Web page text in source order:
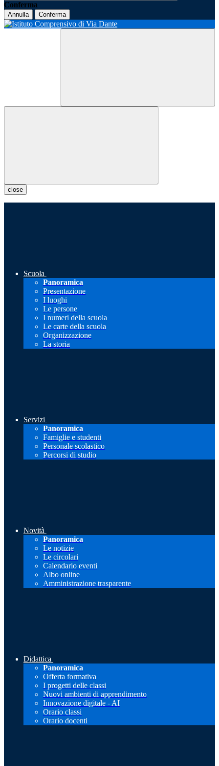
Conferma
Annulla Conferma
close
Scuola
Panoramica
Presentazione
I luoghi
Le persone
I numeri della scuola
Le carte della scuola
Organizzazione
La storia
Servizi
Panoramica
Famiglie e studenti
Personale scolastico
Percorsi di studio
Novità
Panoramica
Le notizie
Le circolari
Calendario eventi
Albo online
Amministrazione trasparente
Didattica
Panoramica
Offerta formativa
I progetti delle classi
Nuovi ambienti di apprendimento
Innovazione digitale - AI
Orario classi
Orario docenti